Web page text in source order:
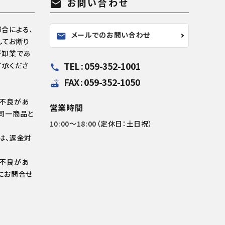
による、
お断り
卸業であ
くださ
良があ
一商品と
、返金対
良があ
お問合せ
mail お問い合わせ
mail メールでのお問い合わせ
call TEL : 059-352-1001
router FAX : 059-352-1050
営業時間
10:00～18:00（定休日：土日祝）